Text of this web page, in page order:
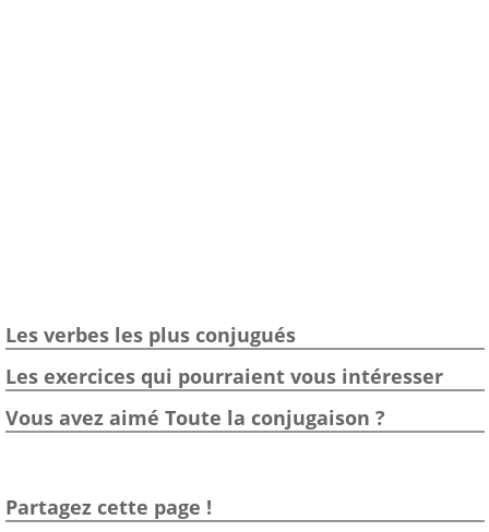
Les verbes les plus conjugués
Les exercices qui pourraient vous intéresser
Vous avez aimé Toute la conjugaison ?
Partagez cette page !